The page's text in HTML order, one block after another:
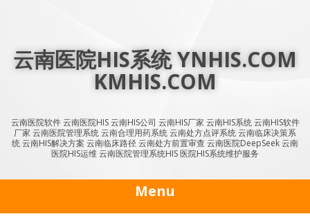
云南医院HIS系统 YNHIS.COM
KMHIS.COM
云南医院软件 云南医院HIS 云南HIS公司 云南HIS厂家 云南HIS系统 云南HIS软件
厂家 云南医院管理系统 云南合理用药系统 云南处方点评系统 云南临床决策系
统 云南HIS解决方案 云南临床路径 云南处方前置审查 云南医院DeepSeek 云南
医院HIS运维 云南医院管理系统HIS 医院HIS系统维护服务
Menu